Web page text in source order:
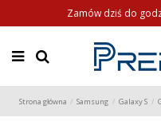
Zamów dziś do
Strona główna Samsung Galaxy S